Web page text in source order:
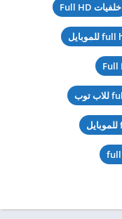
خلفيات Full HD